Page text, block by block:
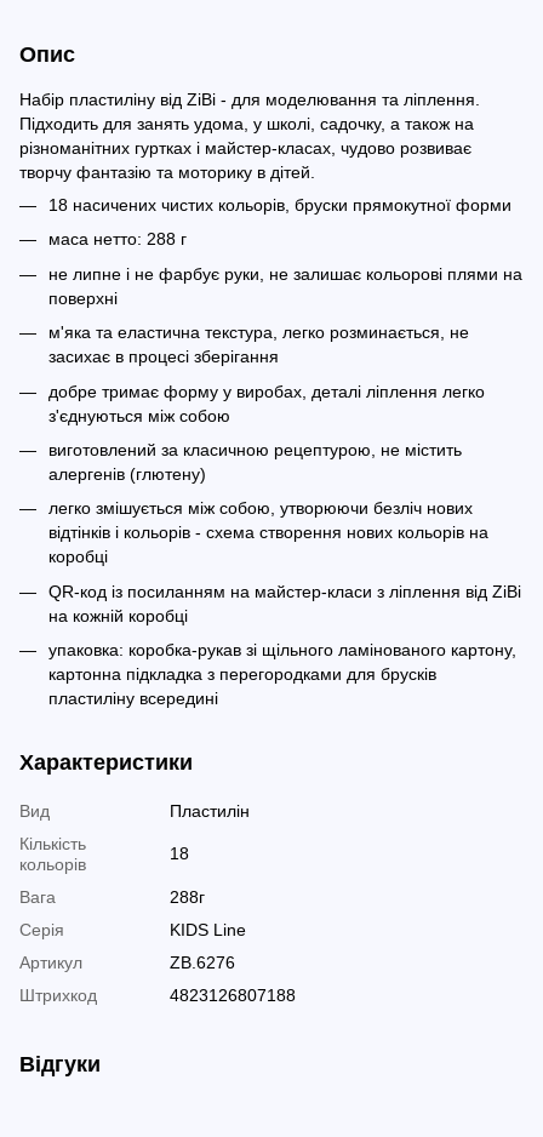
Опис
Набір пластиліну від ZiBi - для моделювання та ліплення.
Підходить для занять удома, у школі, садочку, а також на
різноманітних гуртках і майстер-класах, чудово розвиває
творчу фантазію та моторику в дітей.
18 насичених чистих кольорів, бруски прямокутної форми
маса нетто: 288 г
не липне і не фарбує руки, не залишає кольорові плями на
поверхні
м'яка та еластична текстура, легко розминається, не
засихає в процесі зберігання
добре тримає форму у виробах, деталі ліплення легко
з'єднуються між собою
виготовлений за класичною рецептурою, не містить
алергенів (глютену)
легко змішується між собою, утворюючи безліч нових
відтінків і кольорів - схема створення нових кольорів на
коробці
QR-код із посиланням на майстер-класи з ліплення від ZiBi
на кожній коробці
упаковка: коробка-рукав зі щільного ламінованого картону,
картонна підкладка з перегородками для брусків
пластиліну всередині
Характеристики
Вид
Пластилін
Кількість
кольорів
18
Вага
288г
Серія
KIDS Line
Артикул
ZB.6276
Штрихкод
4823126807188
Відгуки